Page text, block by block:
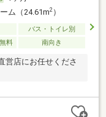
ム（24.61m2）
バス・トイレ別
料 南向き
営店にお任せくださ